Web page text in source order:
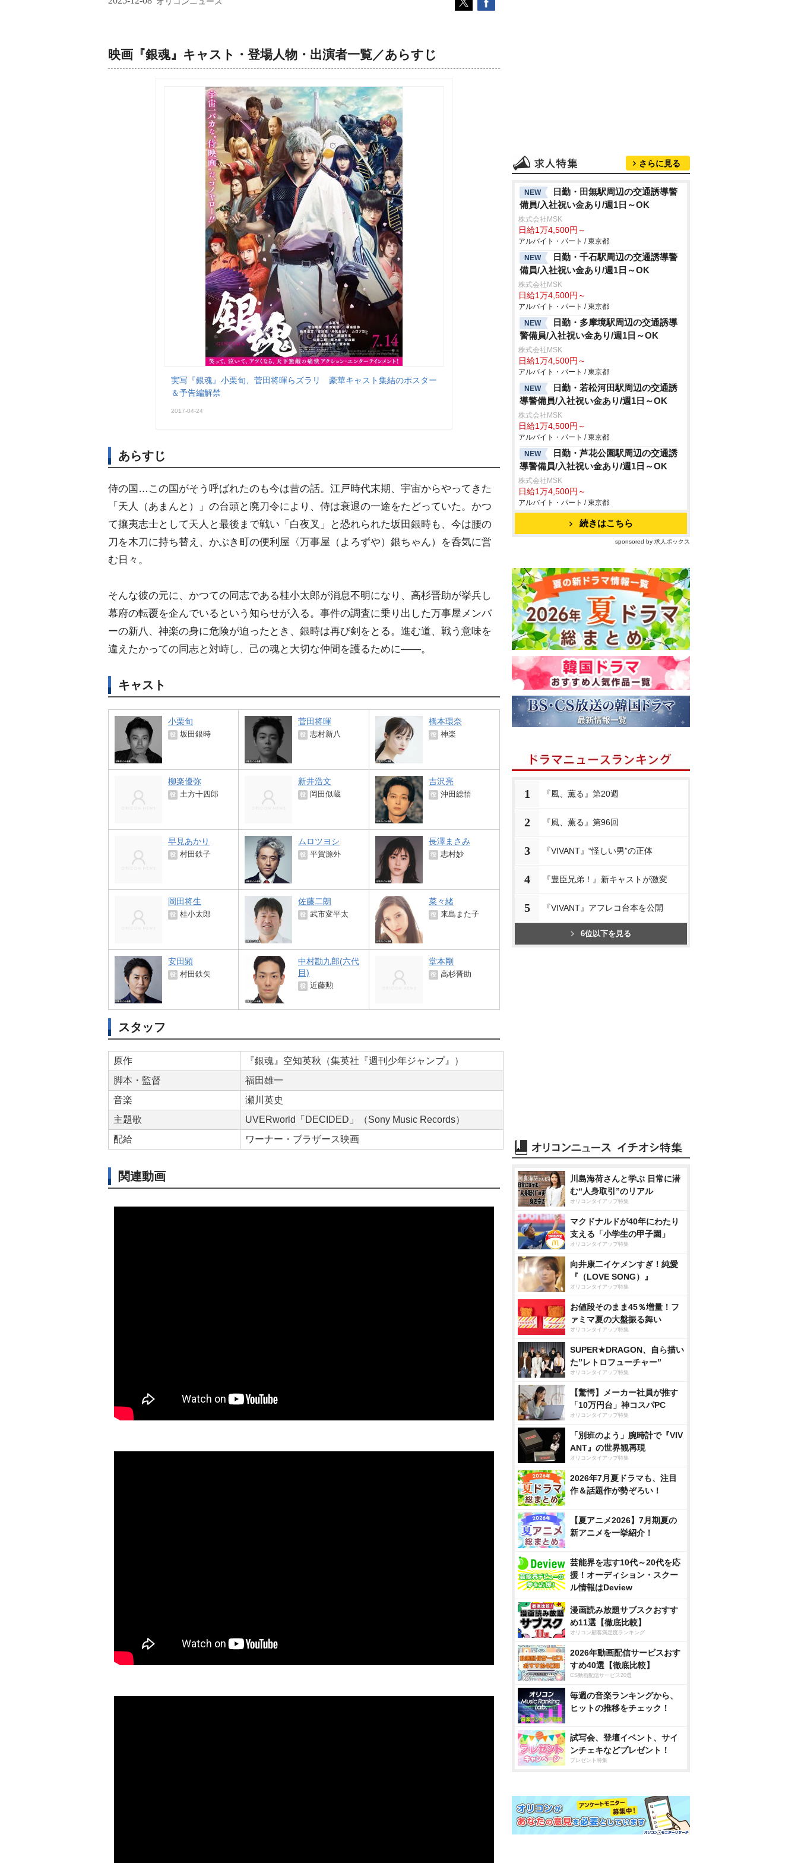
映画『銀魂』キャスト・登場人物・出演者一覧／あらすじ
実写『銀魂』小栗旬、菅田将暉らズラリ 豪華キャスト集結のポスター
＆予告編解禁
2017-04-24
あらすじ
侍の国…この国がそう呼ばれたのも今は昔の話。江戸時代末期、宇宙からやってきた
「天人（あまんと）」の台頭と廃刀令により、侍は衰退の一途をたどっていた。かつ
て攘夷志士として天人と最後まで戦い「白夜叉」と恐れられた坂田銀時も、今は腰の
刀を木刀に持ち替え、かぶき町の便利屋〈万事屋（よろずや）銀ちゃん）を呑気に営
む日々。
そんな彼の元に、かつての同志である桂小太郎が消息不明になり、高杉晋助が挙兵し
幕府の転覆を企んでいるという知らせが入る。事件の調査に乗り出した万事屋メンバ
ーの新八、神楽の身に危険が迫ったとき、銀時は再び剣をとる。進む道、戦う意味を
違えたかっての同志と対峙し、己の魂と大切な仲間を護るために――。
キャスト
小栗旬
役 坂田銀時
菅田将暉
役 志村新八
橋本環奈
役 神楽
柳楽優弥
役 土方十四郎
新井浩文
役 岡田似蔵
吉沢亮
役 沖田総悟
早見あかり
役 村田鉄子
ムロツヨシ
役 平賀源外
長澤まさみ
役 志村妙
岡田将生
役 桂小太郎
佐藤二朗
役 武市変平太
菜々緒
役 来島また子
安田顕
役 村田鉄矢
中村勘九郎(六代
目)
役 近藤勲
堂本剛
役 高杉晋助
スタッフ
原作
『銀魂』空知英秋（集英社『週刊少年ジャンプ』）
脚本・監督
福田雄一
音楽
瀬川英史
主題歌
UVERworld「DECIDED」（Sony Music Records）
配給
ワーナー・ブラザース映画
関連動画
さらに見る
NEW
日勤・田無駅周辺の交通誘導警
備員/入社祝い金あり/週1日～OK
株式会社MSK
日給1万4,500円～
アルバイト・パート / 東京都
NEW
日勤・千石駅周辺の交通誘導警
備員/入社祝い金あり/週1日～OK
株式会社MSK
日給1万4,500円～
アルバイト・パート / 東京都
NEW
日勤・多摩境駅周辺の交通誘導
警備員/入社祝い金あり/週1日～OK
株式会社MSK
日給1万4,500円～
アルバイト・パート / 東京都
NEW
日勤・若松河田駅周辺の交通誘
導警備員/入社祝い金あり/週1日～OK
株式会社MSK
日給1万4,500円～
アルバイト・パート / 東京都
NEW
日勤・芦花公園駅周辺の交通誘
導警備員/入社祝い金あり/週1日～OK
株式会社MSK
日給1万4,500円～
アルバイト・パート / 東京都
続きはこちら
sponsored by 求人ボックス
1 『風、薫る』第20週
2 『風、薫る』第96回
3 『VIVANT』“怪しい男”の正体
4 『豊臣兄弟！』新キャストが激変
5 『VIVANT』アフレコ台本を公開
6位以下を見る
川島海荷さんと学ぶ 日常に潜
む“人身取引”のリアル
オリコンタイアップ特集
マクドナルドが40年にわたり
支える「小学生の甲子園」
オリコンタイアップ特集
向井康二イケメンすぎ！純愛
『（LOVE SONG）』
オリコンタイアップ特集
お値段そのまま45％増量！フ
ァミマ夏の大盤振る舞い
オリコンタイアップ特集
SUPER★DRAGON、自ら描い
た”レトロフューチャー”
オリコンタイアップ特集
【驚愕】メーカー社員が推す
「10万円台」神コスパPC
オリコンタイアップ特集
「別班のよう」腕時計で『VIV
ANT』の世界観再現
オリコンタイアップ特集
2026年7月夏ドラマも、注目
作＆話題作が勢ぞろい！
【夏アニメ2026】7月期夏の
新アニメを一挙紹介！
芸能界を志す10代～20代を応
援！オーディション・スクー
ル情報はDeview
漫画読み放題サブスクおすす
め11選【徹底比較】
オリコン顧客満足度ランキング
2026年動画配信サービスおす
すめ40選【徹底比較】
CS動画配信サービス20選
毎週の音楽ランキングから、
ヒットの推移をチェック！
試写会、登壇イベント、サイ
ンチェキなどプレゼント！
プレゼント特集